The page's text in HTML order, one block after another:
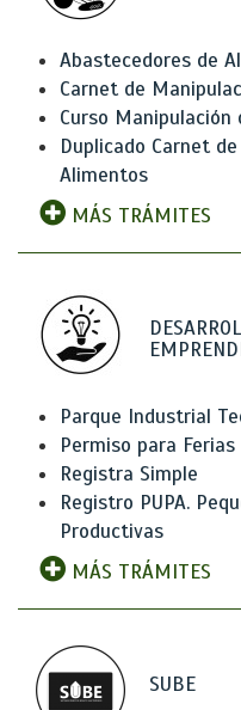
Abastecedores de
Carnet de
Curso
Duplicado Carnet
Alimentos
MÁS TRÁMITES
Parque Industrial
Permiso para
Registra Simple
Registro PUPA.
Productivas
MÁS TRÁMITES
SUBE